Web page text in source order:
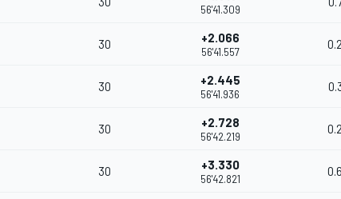
56'41.309
30 +2.066
56'41.557
30 +2.445
56'41.936
30 +2.728
56'42.219
30 +3.330
56'42.821